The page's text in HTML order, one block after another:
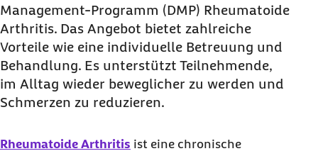
rheumatoider Arthritis im Detail?
Wie können Sie am DMP Rheumatoide Arthritis
teilnehmen?
Management-Programm (DMP) Rheumatoide
Arthritis. Das Angebot bietet zahlreiche
Vorteile wie eine individuelle Betreuung und
Behandlung. Es unterstützt Teilnehmende,
im Alltag wieder beweglicher zu werden und
Schmerzen zu reduzieren.
Rheumatoide Arthritis ist eine chronische